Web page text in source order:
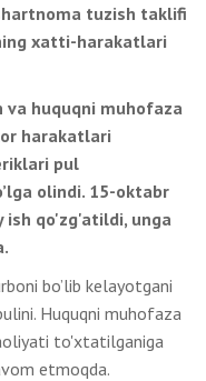
tuzish taklifi
xatti-harakatlari
va huquqni muhofaza
harakatlari
pul
olindi. 15-oktabr
qo'zg'atildi, unga
bo’lib kelayotgani
Huquqni muhofaza
to'xtatilganiga
etmoqda.